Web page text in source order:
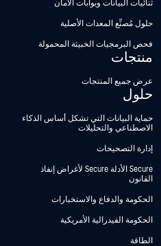
ثنائيات البيانات وبوابات الأمان
حلول مُصنِّع المعدات الأصلية
فحص البرمجيات الخبيثة المحمولة
منتجات
عرض جميع المنتجات
حلول
حماية البيانات التي تشكل أساس الذكاء
الاصطناعي والتحليلات
إدارة التصحيحات
Secure الأدلة Secure لأغراض إنفاذ
القانون
الحكومة والدفاع والاستخبارات
الحكومة الفيدرالية الأمريكية
الطاقة